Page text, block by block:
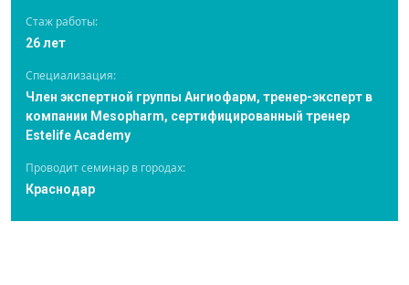
Стаж работы:
26 лет
Специализация:
Член экспертной группы Ангиофарм, тренер-эксперт в
компании Mesopharm, сертифицированный тренер
Estelife Academy
Проводит семинар в городах:
Краснодар